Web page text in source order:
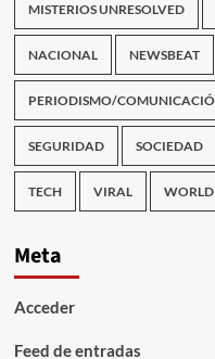
MISTERIOS UNRESOLVED
NACIONAL NEWSBEAT
PERIODISMO/
SEGURIDAD SOCIEDAD
TECH VIRAL WORLD
Meta
Acceder
Feed de entradas